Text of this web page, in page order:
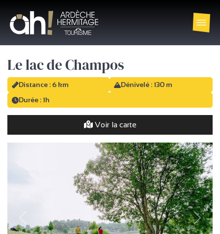
Le lac de Champos
Distance : 6 km
Dénivelé : 130 m
Durée : 1h
Voir la carte
précédent